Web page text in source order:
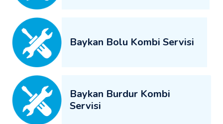
Baykan Bolu Kombi Servisi
Baykan Burdur Kombi
Servisi